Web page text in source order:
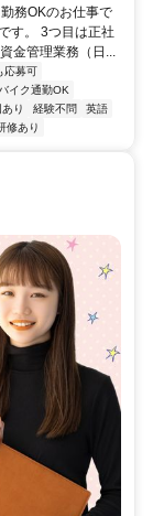
務OKのお仕事で
す。 3つ目は正社
金管理業務（日...
応募可
バイク通勤OK
り 経験不問
英語
修あり